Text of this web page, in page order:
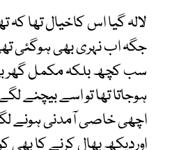
لالہ گیا اس کاخیال تھا کہ
جگہ اب نہری بھی ہوگئی تھی
سب کچھ بلکہ مکمل گھر
ہوجاتا تھا تو اسے بیچنے
اچھی خاصی آمدنی ہونے
اوردیکھ بھال کرنے کا بھی